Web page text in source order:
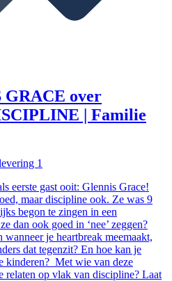
over
| Familie
1
eerste gast ooit: Glennis Grace!
maar discipline ook. Ze was 9
begon te zingen in een
dan ook goed in ‘nee’ zeggen?
wanneer je heartbreak meemaakt,
dat tegenzit? En hoe kan je
kinderen? Met wie van deze
relaten op vlak van discipline? Laat